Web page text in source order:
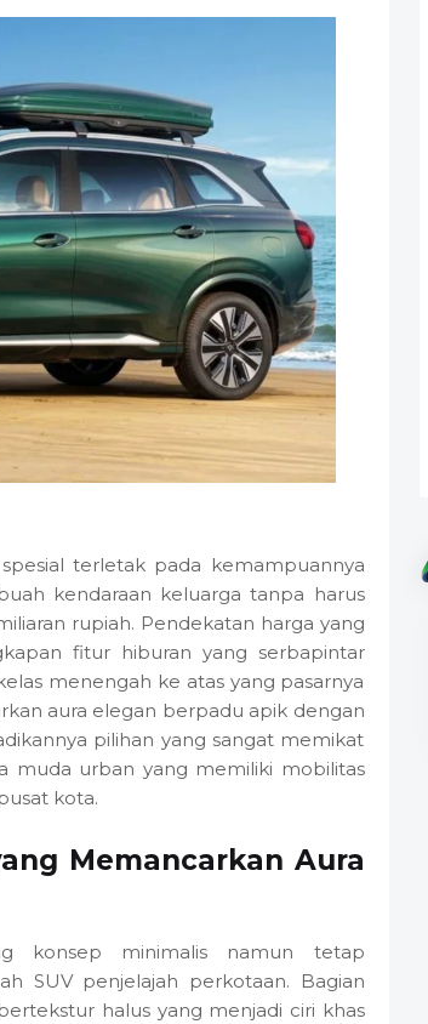
terletak pada kemampuannya
kendaraan keluarga tanpa harus
rupiah. Pendekatan harga yang
fitur hiburan yang serbapintar
menengah ke atas yang pasarnya
aura elegan berpadu apik dengan
pilihan yang sangat memikat
muda urban yang memiliki mobilitas
kota.
Memancarkan Aura
konsep minimalis namun tetap
SUV penjelajah perkotaan. Bagian
halus yang menjadi ciri khas